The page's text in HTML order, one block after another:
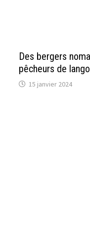
Des bergers
pêcheurs de
15 janvier 2024